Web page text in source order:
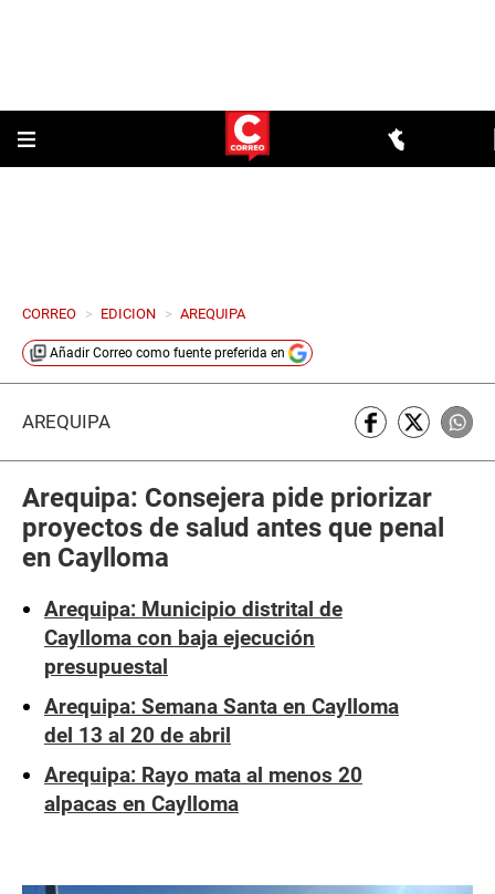
CORREO > EDICION > AREQUIPA
Añadir Correo como fuente preferida en
AREQUIPA
Arequipa: Consejera pide priorizar
proyectos de salud antes que penal
en Caylloma
Arequipa: Municipio distrital de
Caylloma con baja ejecución
presupuestal
Arequipa: Semana Santa en Caylloma
del 13 al 20 de abril
Arequipa: Rayo mata al menos 20
alpacas en Caylloma